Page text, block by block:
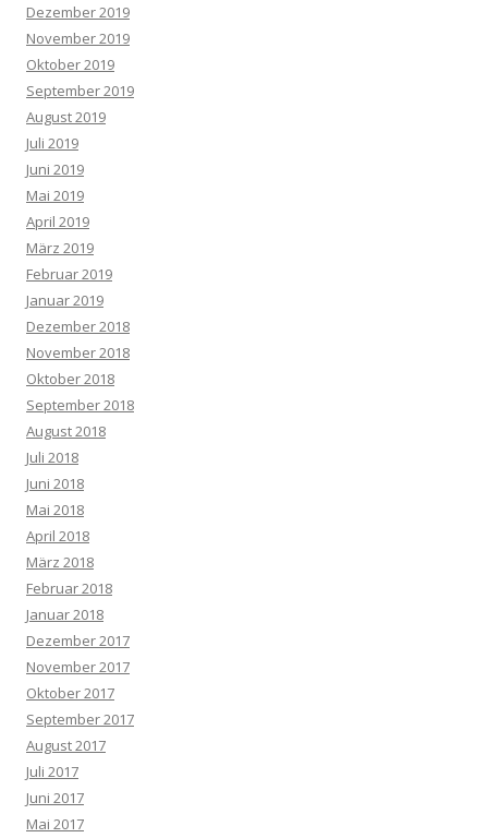
Dezember 2019
November 2019
Oktober 2019
September 2019
August 2019
Juli 2019
Juni 2019
Mai 2019
April 2019
März 2019
Februar 2019
Januar 2019
Dezember 2018
November 2018
Oktober 2018
September 2018
August 2018
Juli 2018
Juni 2018
Mai 2018
April 2018
März 2018
Februar 2018
Januar 2018
Dezember 2017
November 2017
Oktober 2017
September 2017
August 2017
Juli 2017
Juni 2017
Mai 2017